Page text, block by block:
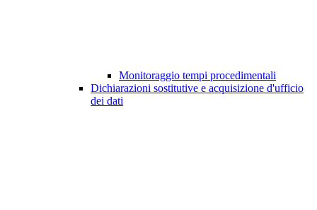
Monitoraggio tempi procedimentali
Dichiarazioni sostitutive e acquisizione d'ufficio
dei dati